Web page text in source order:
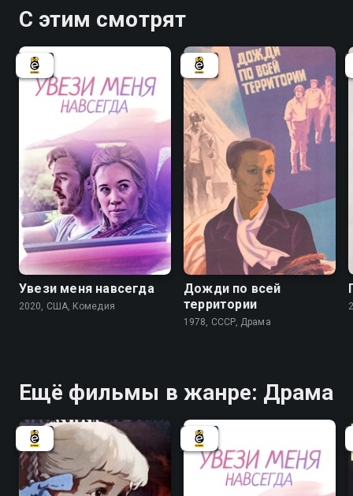
С этим смотрят
Увези меня навсегда
2020, США, Комедия
Дожди по всей
территории
1978, СССР, Драма
Ещё фильмы в жанре: Драма